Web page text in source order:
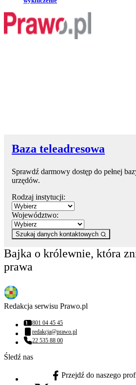
Baza teleadresowa
Sprawdź darmowy dostęp do pełnej
urzędów.
Rodzaj instytucji:
Województwo:
Szukaj danych kontaktowych
Bajka o królewnie, która
prawa
Redakcja serwisu Prawo.pl
Numer telefonu:
801 04 45 45
Adres email:
redakcja@prawo.pl
Numer telefonu:
22 535 88 00
Śledź nas
facebook - otwiera się w nowej karcie
Przejdź do naszego